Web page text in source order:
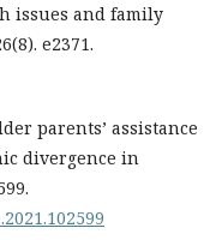
issues and family
e2371.
parents’ assistance
divergence in